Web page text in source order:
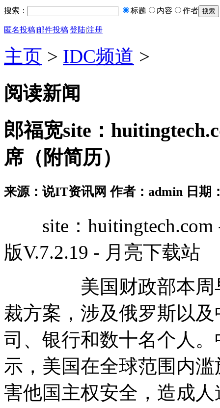
搜索： 标题 内容 作者
匿名投稿|邮件投稿|登陆|注册
主页 > IDC频道 >
阅读新闻
郎福宽site：
席（附简历）
来源：说IT资讯网 作者：admin 日期
site：huitingtech.com -
版V.7.2.19 - 月亮下载站
美国财政部本周早
裁方案，涉及俄罗斯以
司、银行和数十名个人
示，美国在全球范围内
害他国主权安全，造成